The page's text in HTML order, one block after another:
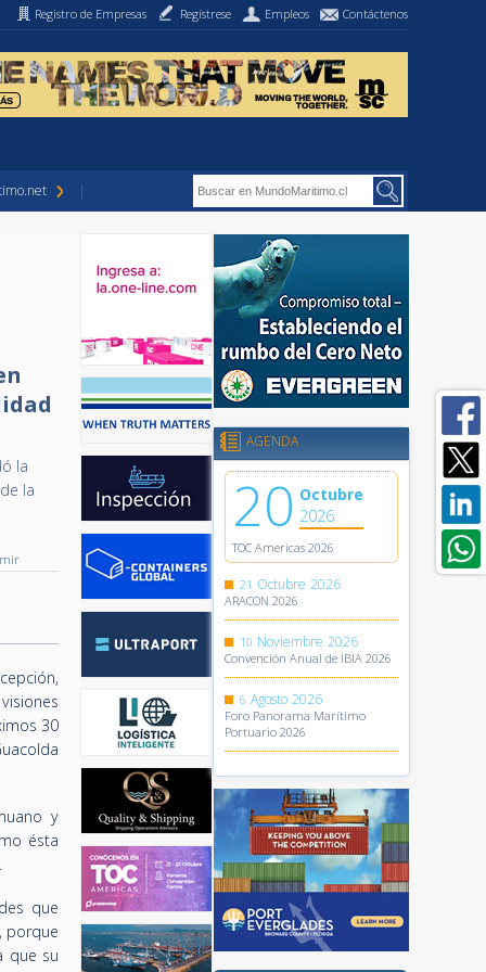
Registro de Empresas Regístrese Empleos Contáctenos
la
la
30
y
ésta
que
porque
que su
AGENDA
20 Octubre
2026
TOC Americas 2026
21 Octubre 2026
ARACON 2026
10 Noviembre 2026
Convención Anual de IBIA 2026
6 Agosto 2026
Foro Panorama Marítimo
Portuario 2026